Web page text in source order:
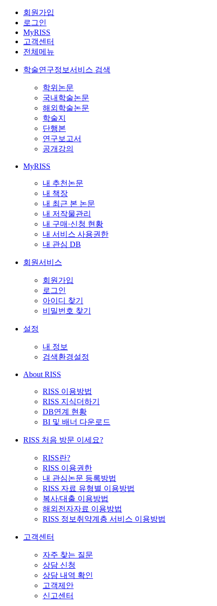
회원가입
로그인
MyRISS
고객센터
전체메뉴
학술연구정보서비스 검색
학위논문
국내학술논문
해외학술논문
학술지
단행본
연구보고서
공개강의
MyRISS
내 추천논문
내 책장
내 최근 본 논문
내 저작물관리
내 구매·신청 현황
내 서비스 사용권한
내 관심 DB
회원서비스
회원가입
로그인
아이디 찾기
비밀번호 찾기
설정
내 정보
검색환경설정
About RISS
RISS 이용방법
RISS 지식더하기
DB연계 현황
BI 및 배너 다운로드
RISS 처음 방문 이세요?
RISS란?
RISS 이용권한
내 관심논문 등록방법
RISS 자료 유형별 이용방법
복사/대출 이용방법
해외전자자료 이용방법
RISS 정보취약계층 서비스 이용방법
고객센터
자주 찾는 질문
상담 신청
상담 내역 확인
고객제안
신고센터